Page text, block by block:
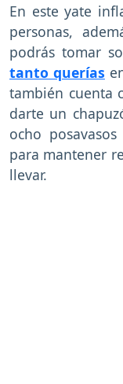
En este yate
personas,
podrás tomar
tanto querías
también cuenta
darte un
ocho
para mantener
llevar.